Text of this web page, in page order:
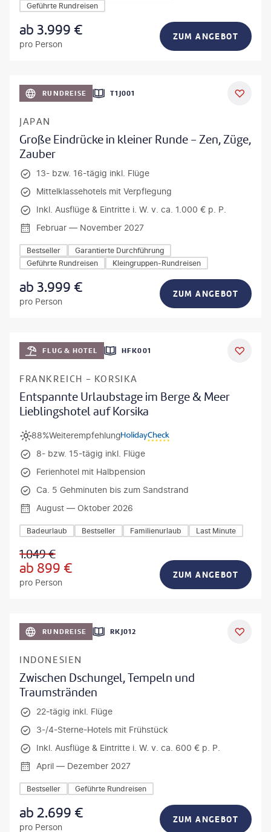
Geführte Rundreisen
ab3.999 €
pro Person
ZUM ANGEBOT
RUNDREISE T1J001
JAPAN
Große Eindrücke in kleiner Runde - Zen, Züge,
Zauber
13- bzw. 16-tägig inkl. Flüge
Mittelklassehotels mit Verpflegung
Inkl. Ausflüge & Eintritte i. W. v. ca. 1.000 € p. P.
Februar — November 2027
Bestseller
Garantierte Durchführung
Geführte Rundreisen
Kleingruppen-Rundreisen
ab3.999 €
pro Person
ZUM ANGEBOT
DEAL
FLUG & HOTEL HFK001
FRANKREICH - KORSIKA
Entspannte Urlaubstage im Berge & Meer
Lieblingshotel auf Korsika
Weiterempfehlung
88%
8- bzw. 15-tägig inkl. Flüge
Ferienhotel mit Halbpension
Ca. 5 Gehminuten bis zum Sandstrand
August — Oktober 2026
Badeurlaub Bestseller Familienurlaub Last Minute
1.049€
ab 899 €
pro Person
ZUM ANGEBOT
RUNDREISE RKJ012
INDONESIEN
Zwischen Dschungel, Tempeln und
Traumstränden
22-tägig inkl. Flüge
3-/4-Sterne-Hotels mit Frühstück
Inkl. Ausflüge & Eintritte i. W. v. ca. 600 € p. P.
April — Dezember 2027
Bestseller Geführte Rundreisen
ab2.699 €
pro Person
ZUM ANGEBOT